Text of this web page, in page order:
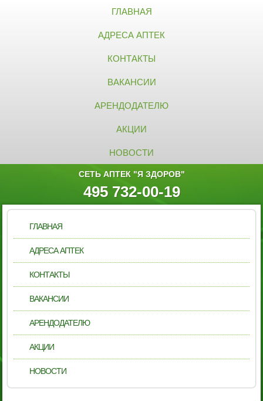
ГЛАВНАЯ
АДРЕСА АПТЕК
КОНТАКТЫ
ВАКАНСИИ
АРЕНДОДАТЕЛЮ
АКЦИИ
НОВОСТИ
СЕТЬ АПТЕК "Я ЗДОРОВ"
495 732-00-19
ГЛАВНАЯ
АДРЕСА АПТЕК
КОНТАКТЫ
ВАКАНСИИ
АРЕНДОДАТЕЛЮ
АКЦИИ
НОВОСТИ